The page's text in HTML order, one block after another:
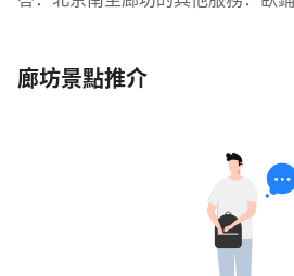
廊坊景點推介